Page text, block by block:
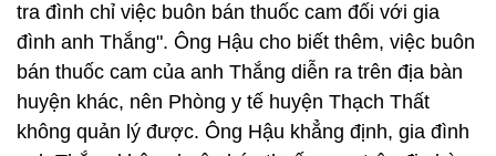
tra đình chỉ việc buôn bán thuốc cam đối với gia
đình anh Thắng". Ông Hậu cho biết thêm, việc buôn
bán thuốc cam của anh Thắng diễn ra trên địa bàn
huyện khác, nên Phòng y tế huyện Thạch Thất
không quản lý được. Ông Hậu khẳng định, gia đình